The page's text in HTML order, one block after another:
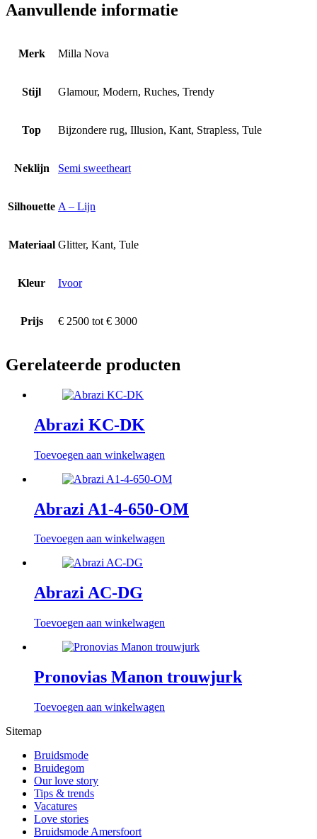
Aanvullende informatie
Merk Milla Nova
Stijl Glamour, Modern, Ruches, Trendy
Top Bijzondere rug, Illusion, Kant, Strapless, Tule
Neklijn Semi sweetheart
Silhouette A – Lijn
Materiaal Glitter, Kant, Tule
Kleur Ivoor
Prijs € 2500 tot € 3000
Gerelateerde producten
Abrazi KC-DK
Toevoegen aan winkelwagen
Abrazi A1-4-650-OM
Toevoegen aan winkelwagen
Abrazi AC-DG
Toevoegen aan winkelwagen
Pronovias Manon trouwjurk
Toevoegen aan winkelwagen
Sitemap
Bruidsmode
Bruidegom
Our love story
Tips & trends
Vacatures
Love stories
Bruidsmode Amersfoort